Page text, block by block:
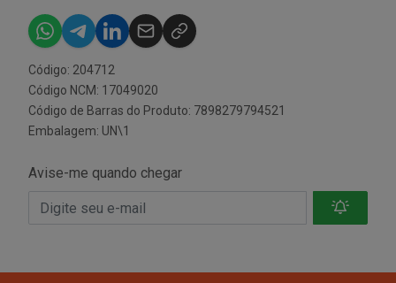
Código: 204712
Código NCM: 17049020
Código de Barras do Produto: 7898279794521
Embalagem: UN\1
Avise-me quando chegar